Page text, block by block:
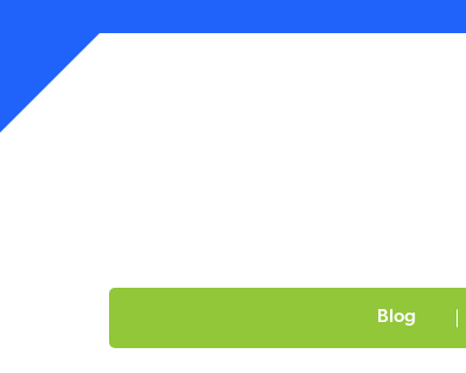
Blog